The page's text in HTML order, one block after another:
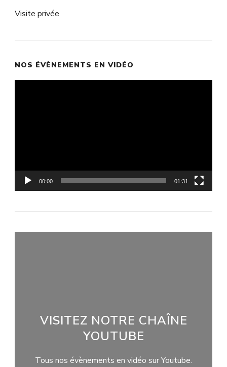
Visite privée
NOS ÉVÈNEMENTS EN VIDÉO
00:00 01:31
VISITEZ NOTRE CHAÎNE
YOUTUBE
Tous nos évènements en vidéo sur Youtube.